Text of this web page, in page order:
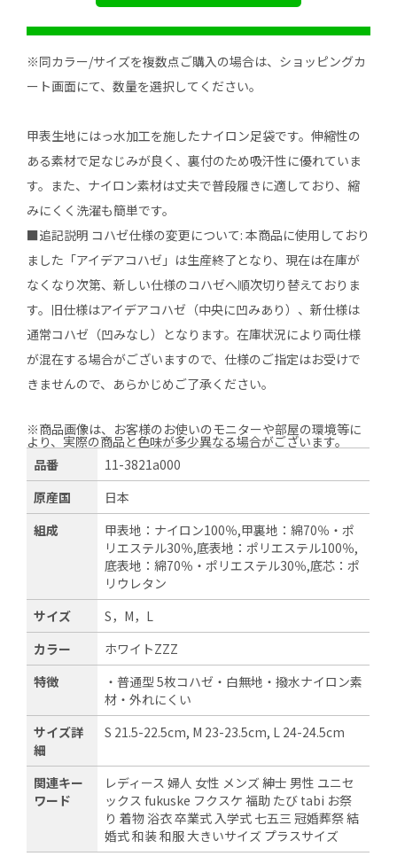
※同カラー/サイズを複数点ご購入の場合は、ショッピングカ
ート画面にて、数量を選択してください。
甲表生地にはっ水加工を施したナイロン足袋です。伸縮性の
ある素材で足なじみが良く、裏付のため吸汗性に優れていま
す。また、ナイロン素材は丈夫で普段履きに適しており、縮
みにくく洗濯も簡単です。
■追記説明 コハゼ仕様の変更について: 本商品に使用しており
ました「アイデアコハゼ」は生産終了となり、現在は在庫が
なくなり次第、新しい仕様のコハゼへ順次切り替えておりま
す。旧仕様はアイデアコハゼ（中央に凹みあり）、新仕様は
通常コハゼ（凹みなし）となります。在庫状況により両仕様
が混在する場合がございますので、仕様のご指定はお受けで
きませんので、あらかじめご了承ください。
※商品画像は、お客様のお使いのモニターや部屋の環境等に
より、実際の商品と色味が多少異なる場合がございます。
品番
11-3821a000
原産国
日本
組成
甲表地：ナイロン100％,甲裏地：綿70％・ポ
リエステル30％,底表地：ポリエステル100％,
底表地：綿70％・ポリエステル30％,底芯：ポ
リウレタン
サイズ
S，M，L
カラー
ホワイトZZZ
特徴
・普通型 5枚コハゼ・白無地・撥水ナイロン素
材・外れにくい
サイズ詳
細
S 21.5-22.5cm, M 23-23.5cm, L 24-24.5cm
関連キー
ワード
レディース 婦人 女性 メンズ 紳士 男性 ユニセ
ックス fukuske フクスケ 福助 たび tabi お祭
り 着物 浴衣 卒業式 入学式 七五三 冠婚葬祭 結
婚式 和装 和服 大きいサイズ プラスサイズ